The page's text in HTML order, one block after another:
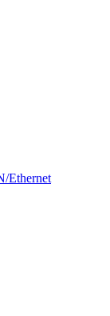
Ethernet